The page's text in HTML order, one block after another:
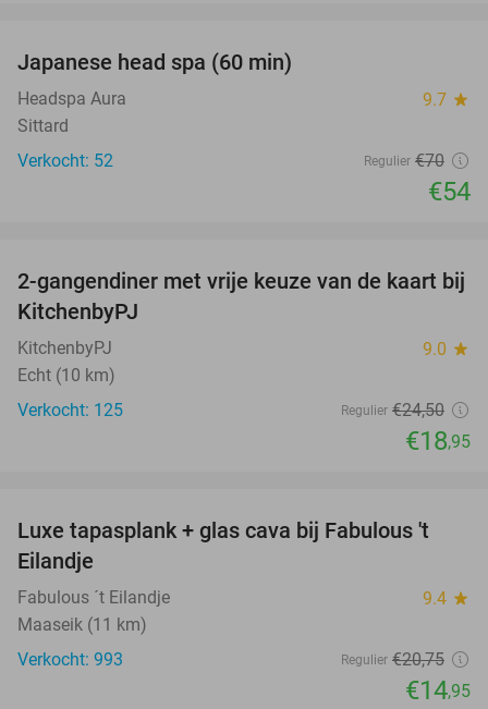
Japanese head spa (60 min)
Headspa Aura 9.7 star
Sittard
Verkocht: 52
Regulier €70
€54
23%
2-gangendiner met vrije keuze van de kaart bij
KitchenbyPJ
KitchenbyPJ 9.0 star
Echt (10 km)
Verkocht: 125
Regulier €24,50
€18,95
28%
Luxe tapasplank + glas cava bij Fabulous 't
Eilandje
Fabulous ´t Eilandje 9.4 star
Maaseik (11 km)
Verkocht: 993
Regulier €20,75
€14,95